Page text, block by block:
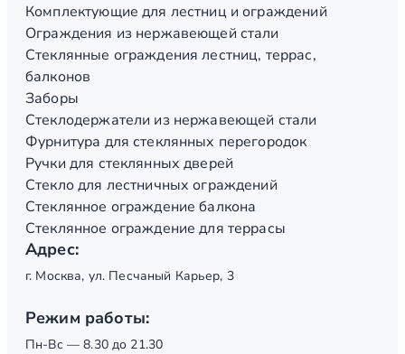
Комплектующие для лестниц и ограждений
Ограждения из нержавеющей стали
Стеклянные ограждения лестниц, террас,
балконов
Заборы
Стеклодержатели из нержавеющей стали
Фурнитура для стеклянных перегородок
Ручки для стеклянных дверей
Стекло для лестничных ограждений
Стеклянное ограждение балкона
Стеклянное ограждение для террасы
Адрес:
г. Москва, ул. Песчаный Карьер, 3
Режим работы:
Пн-Вс — 8.30 до 21.30